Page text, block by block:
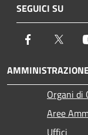
SEGUICI SU
Facebook
Organi di
Aree
Uffici